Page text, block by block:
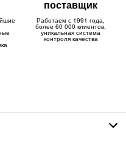
поставщик
Работаем с 1991 года,
более 60 000 клиентов,
уникальная система
контроля качества